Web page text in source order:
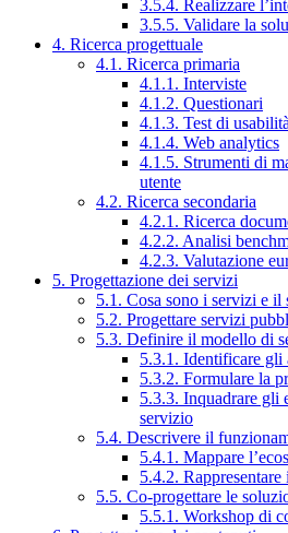
3.5.4. Realizzare
3.5.5. Validare la
4. Ricerca progettuale
4.1. Ricerca primaria
4.1.1. Interviste
4.1.2. Questionari
4.1.3. Test di usabilità
4.1.4. Web analytics
4.1.5. Strumenti di
utente
4.2. Ricerca secondaria
4.2.1. Ricerca
4.2.2. Analisi
4.2.3. Valutazione
5. Progettazione dei servizi
5.1. Cosa sono i servizi e il
5.2. Progettare servizi
5.3. Definire il modello di
5.3.1. Identificare
5.3.2. Formulare la
5.3.3. Inquadrare gli
servizio
5.4. Descrivere il
5.4.1. Mappare
5.4.2.
5.5. Co-progettare le
5.5.1. Workshop di